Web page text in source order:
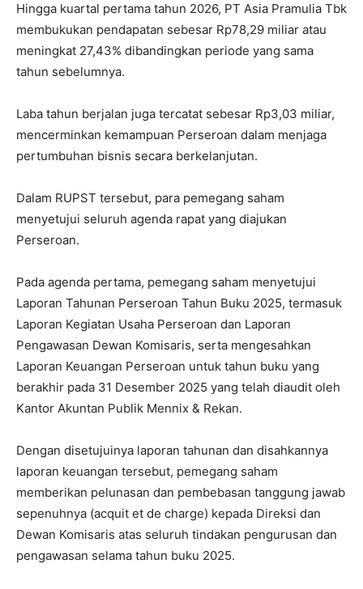
Hingga kuartal pertama tahun 2026, PT Asia Pramulia Tbk
membukukan pendapatan sebesar Rp78,29 miliar atau
meningkat 27,43% dibandingkan periode yang sama
tahun sebelumnya.
Laba tahun berjalan juga tercatat sebesar Rp3,03 miliar,
mencerminkan kemampuan Perseroan dalam menjaga
pertumbuhan bisnis secara berkelanjutan.
Dalam RUPST tersebut, para pemegang saham
menyetujui seluruh agenda rapat yang diajukan
Perseroan.
Pada agenda pertama, pemegang saham menyetujui
Laporan Tahunan Perseroan Tahun Buku 2025, termasuk
Laporan Kegiatan Usaha Perseroan dan Laporan
Pengawasan Dewan Komisaris, serta mengesahkan
Laporan Keuangan Perseroan untuk tahun buku yang
berakhir pada 31 Desember 2025 yang telah diaudit oleh
Kantor Akuntan Publik Mennix & Rekan.
Dengan disetujuinya laporan tahunan dan disahkannya
laporan keuangan tersebut, pemegang saham
memberikan pelunasan dan pembebasan tanggung jawab
sepenuhnya (acquit et de charge) kepada Direksi dan
Dewan Komisaris atas seluruh tindakan pengurusan dan
pengawasan selama tahun buku 2025.